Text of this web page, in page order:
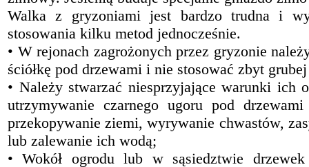
Walka z gryzoniami jest bardzo trudna i
stosowania kilku metod jednocześnie.
• W rejonach zagrożonych przez gryzonie
ściółkę pod drzewami i nie stosować zbyt
• Należy stwarzać niesprzyjające warunki ich
utrzymywanie czarnego ugoru pod
przekopywanie ziemi, wyrywanie chwastów,
lub zalewanie ich wodą;
• Wokół ogrodu lub w sąsiedztwie